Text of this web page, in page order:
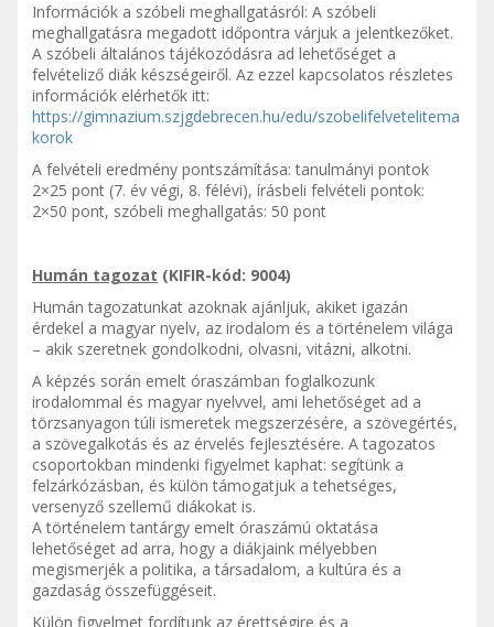
Információk a szóbeli meghallgatásról: A szóbeli
meghallgatásra megadott időpontra várjuk a jelentkezőket.
A szóbeli általános tájékozódásra ad lehetőséget a
felvételiző diák készségeiről. Az ezzel kapcsolatos részletes
információk elérhetők itt:
https://gimnazium.szjgdebrecen.hu/edu/szobelifelvetelitema
korok
A felvételi eredmény pontszámítása: tanulmányi pontok
2×25 pont (7. év végi, 8. félévi), írásbeli felvételi pontok:
2×50 pont, szóbeli meghallgatás: 50 pont
Humán tagozat (KIFIR-kód: 9004)
Humán tagozatunkat azoknak ajánljuk, akiket igazán
érdekel a magyar nyelv, az irodalom és a történelem világa
– akik szeretnek gondolkodni, olvasni, vitázni, alkotni.
A képzés során emelt óraszámban foglalkozunk
irodalommal és magyar nyelvvel, ami lehetőséget ad a
törzsanyagon túli ismeretek megszerzésére, a szövegértés,
a szövegalkotás és az érvelés fejlesztésére. A tagozatos
csoportokban mindenki figyelmet kaphat: segítünk a
felzárkózásban, és külön támogatjuk a tehetséges,
versenyző szellemű diákokat is.
A történelem tantárgy emelt óraszámú oktatása
lehetőséget ad arra, hogy a diákjaink mélyebben
megismerjék a politika, a társadalom, a kultúra és a
gazdaság összefüggéseit.
Külön figyelmet fordítunk az érettségire és a